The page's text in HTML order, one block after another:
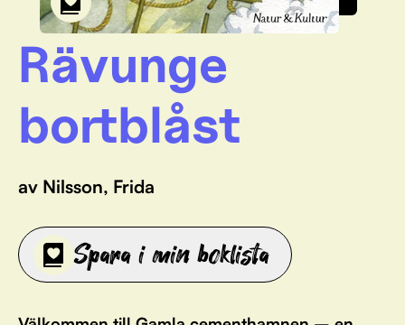
Rävunge
bortblåst
av Nilsson, Frida
Spara i min boklista